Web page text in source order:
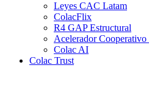
Leyes CAC Latam
ColacFlix
R4 GAP Estructural
Acelerador
Colac AI
Colac Trust